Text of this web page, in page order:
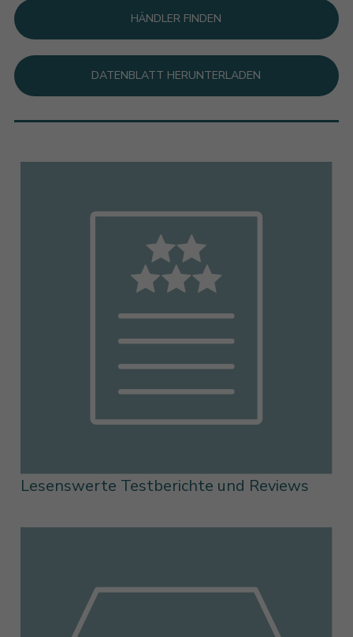
HÄNDLER FINDEN
DATENBLATT HERUNTERLADEN
Lesenswerte Testberichte und Reviews